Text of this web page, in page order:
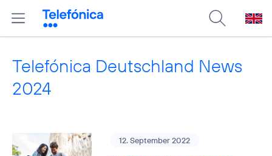
Telefónica Deutschland News
2024
12. September 2022